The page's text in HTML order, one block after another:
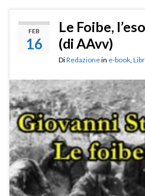
FEB
16
Le Foibe,
(di AAvv)
DiRedazionein e-book